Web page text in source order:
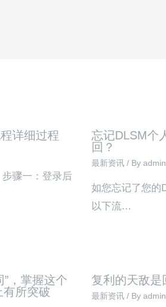
详细过程
骤一：登录后
忘记DLSM个
回？
最新资讯/ By admin
如您忘记了您的
以下流…
”，掌握这个
所突破
复利的天敌是
最新资讯/ By admin